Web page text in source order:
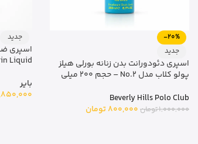
-20%
جدید
اسپری دئودورانت بدن زنانه بورلی هیلز
پولو کلاب مدل No.2 – حجم 200 میلی
Beverly Hills Polo Club
1,000,000تومان 800,000تومان
جدید
Liquid
بایر